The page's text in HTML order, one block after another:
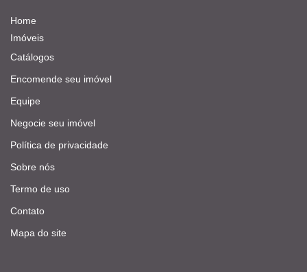
Home
Imóveis
Catálogos
Encomende seu imóvel
Equipe
Negocie seu imóvel
Política de privacidade
Sobre nós
Termo de uso
Contato
Mapa do site